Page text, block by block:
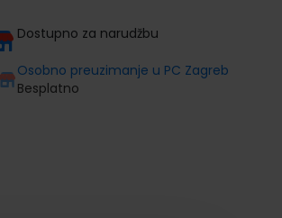
Dostupno za narudžbu
Osobno preuzimanje u PC Zagreb
Besplatno